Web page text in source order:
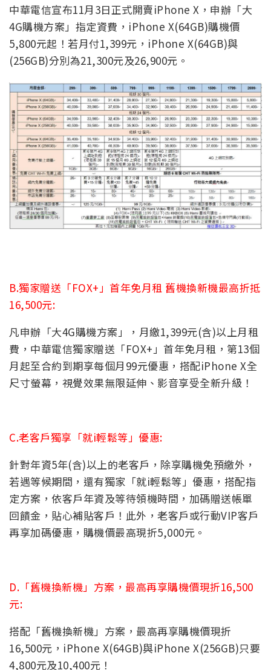
中華電信宣布11月3日正式開賣iPhone X，申辦「大
4G購機方案」指定資費，iPhone X(64GB)購機價
5,800元起！若月付1,399元，iPhone X(64GB)與
(256GB)分別為21,300元及26,900元。
B.獨家贈送「FOX+」首年免月租 舊機換新機最高折抵
16,500元:
凡申辦「大4G購機方案」，月繳1,399元(含)以上月租
費，中華電信獨家贈送「FOX+」首年免月租，第13個
月起至合約到期享每個月99元優惠，搭配iPhone X全
尺寸螢幕，視覺效果無限延伸、影音享受全新升級！
C.老客戶獨享「就i輕鬆等」優惠:
針對年資5年(含)以上的老客戶，除享購機免預繳外，
若遇等候期間，還有獨家「就i輕鬆等」優惠，搭配指
定方案，依客戶年資及等待領機時間，加碼贈送帳單
回饋金，貼心補貼客戶！此外，老客戶或行動VIP客戶
再享加碼優惠，購機價最高現折5,000元。
D.「舊機換新機」方案，最高再享購機價現折16,500
元:
搭配「舊機換新機」方案，最高再享購機價現折
16,500元，iPhone X(64GB)與iPhone X(256GB)只要
4,800元及10,400元！